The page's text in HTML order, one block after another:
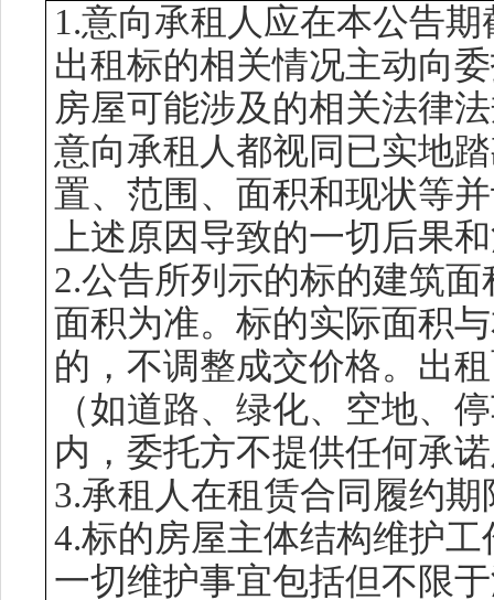
1.意向承租人应在本公告
出租标的相关情况主动向
房屋可能涉及的相关法律
意向承租人都视同已实地
置、范围、面积和现状等
上述原因导致的一切后果
2.公告所列示的标的建筑
面积为准。标的实际面积
的，不调整成交价格。出
（如道路、绿化、空地、
内，委托方不提供任何承
3.承租人在租赁合同履约
4.标的房屋主体结构维护
一切维护事宜包括但不限